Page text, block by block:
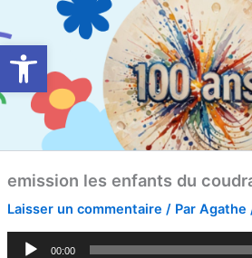
Ouvrir la barre d’outils
au
contenu
emission les enfants du
Laisser un commentaire / Par Agathe
Lecteur
00:00